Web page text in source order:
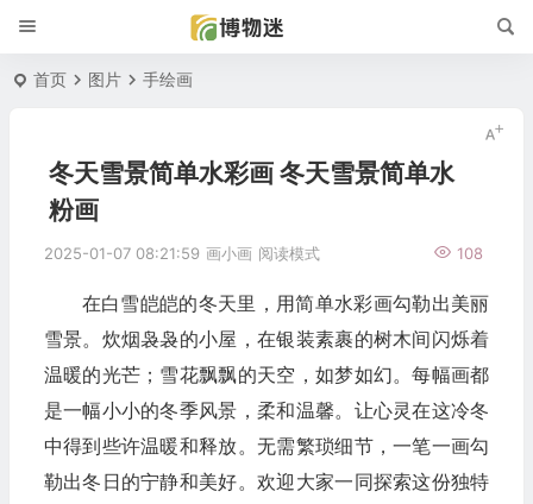
首页 图片 手绘画
冬天雪景简单水彩画 冬天雪景简单水
粉画
2025-01-07 08:21:59 画小画 108
阅读模式
在白雪皑皑的冬天里，用简单水彩画勾勒出美丽
雪景。炊烟袅袅的小屋，在银装素裹的树木间闪烁着
温暖的光芒；雪花飘飘的天空，如梦如幻。每幅画都
是一幅小小的冬季风景，柔和温馨。让心灵在这冷冬
中得到些许温暖和释放。无需繁琐细节，一笔一画勾
勒出冬日的宁静和美好。欢迎大家一同探索这份独特